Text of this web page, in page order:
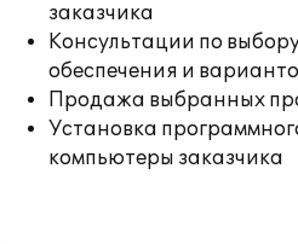
заказчика
Консультации по
обеспечения и
Продажа выбранных
Установка
компьютеры заказчика